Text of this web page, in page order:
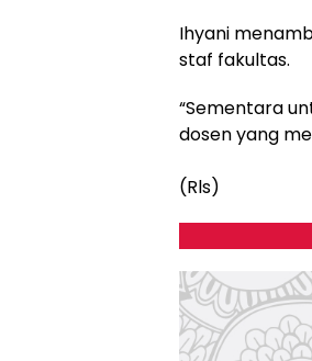
Ihyani
staf fakultas.
“Sementara
dosen yang
(Rls)